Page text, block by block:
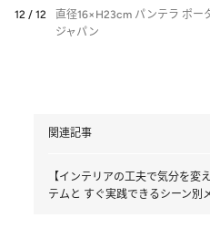
12 / 12
直径16×H23cm パンテラ ポー
ジャパン
関連記事
【インテリアの工夫で気分を変
テムと すぐ実践できるシーン別